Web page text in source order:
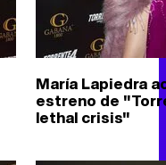
María Lapiedra
estreno de
lethal crisis"